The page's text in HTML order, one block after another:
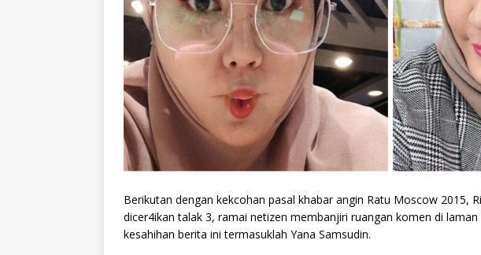
Berikutan dengan kekcohan pasal khabar angin Ratu Moscow 2015,
dicer4ikan talak 3, ramai netizen membanjiri ruangan komen di laman
kesahihan berita ini termasuklah Yana Samsudin.